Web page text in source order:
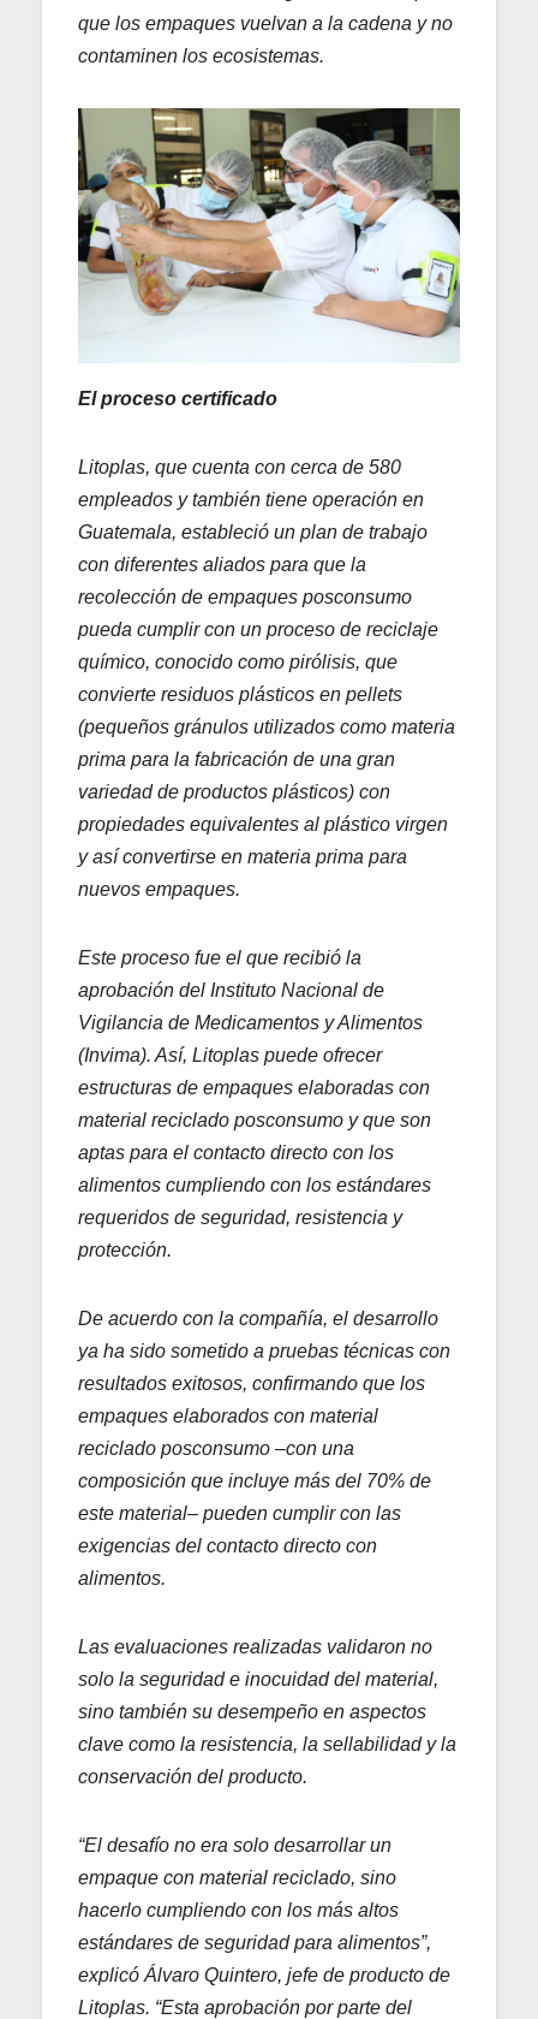
que los empaques vuelvan a la cadena y no
contaminen los ecosistemas.
El proceso certificado
Litoplas, que cuenta con cerca de 580
empleados y también tiene operación en
Guatemala, estableció un plan de trabajo
con diferentes aliados para que la
recolección de empaques posconsumo
pueda cumplir con un proceso de reciclaje
químico, conocido como pirólisis, que
convierte residuos plásticos en pellets
(pequeños gránulos utilizados como materia
prima para la fabricación de una gran
variedad de productos plásticos) con
propiedades equivalentes al plástico virgen
y así convertirse en materia prima para
nuevos empaques.
Este proceso fue el que recibió la
aprobación del Instituto Nacional de
Vigilancia de Medicamentos y Alimentos
(Invima). Así, Litoplas puede ofrecer
estructuras de empaques elaboradas con
material reciclado posconsumo y que son
aptas para el contacto directo con los
alimentos cumpliendo con los estándares
requeridos de seguridad, resistencia y
protección.
De acuerdo con la compañía, el desarrollo
ya ha sido sometido a pruebas técnicas con
resultados exitosos, confirmando que los
empaques elaborados con material
reciclado posconsumo –con una
composición que incluye más del 70% de
este material– pueden cumplir con las
exigencias del contacto directo con
alimentos.
Las evaluaciones realizadas validaron no
solo la seguridad e inocuidad del material,
sino también su desempeño en aspectos
clave como la resistencia, la sellabilidad y la
conservación del producto.
“El desafío no era solo desarrollar un
empaque con material reciclado, sino
hacerlo cumpliendo con los más altos
estándares de seguridad para alimentos”,
explicó Álvaro Quintero, jefe de producto de
Litoplas. “Esta aprobación por parte del